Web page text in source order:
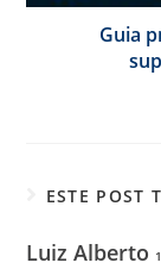
Guia
ESTE POST
Luiz Alberto